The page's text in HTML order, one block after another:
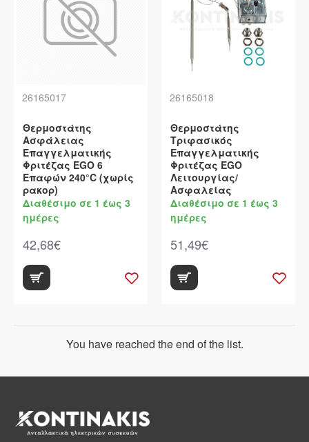
26165017
Θερμοστάτης
Ασφάλειας
Επαγγελματικής
Φριτέζας EGO 6
Επαφών 240°C (χωρίς
ρακορ)
Διαθέσιμο σε 1 έως 3
ημέρες
42,68€
26165018
Θερμοστάτης
Τριφασικός
Επαγγελματικής
Φριτέζας EGO
Λειτουργίας/
Ασφαλείας
Διαθέσιμο σε 1 έως 3
ημέρες
51,49€
You have reached the end of the list.